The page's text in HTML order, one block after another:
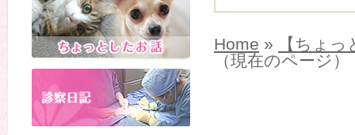
Home »
【ちょ
（現在のページ）